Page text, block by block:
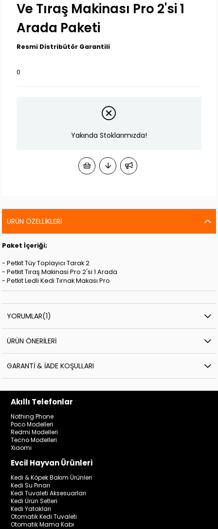
Ve Tıraş Makinası Pro 2'si 1
Arada Paketi
Resmi Distribütör Garantili
0
Yakında Stoklarımızda!
ÜRÜN ÖZELLIKLERI
Paket İçeriği;
- Petkit Tüy Toplayıcı Tarak 2
- Petkit Tıraş Makinası Pro 2'si 1 Arada
- Petkit Ledli Kedi Tırnak Makası Pro
YORUMLAR(1)
ÜRÜN ÖNERILERI
GARANTI & İADE KOŞULLARI
Akıllı Telefonlar
Nothing Phone
Poco Modelleri
Redmi Modelleri
Tecno Modelleri
Xiaomi
Evcil Hayvan Ürünleri
Kedi & Köpek Bakım Ürünleri
Kedi Su Pınarı
Kedi Tuvaleti Aksesuarları
Kedi Ürün Setleri
Kedi Yatakları
Otomatik Kedi Tuvaleti
Otomatik Mama Kabı